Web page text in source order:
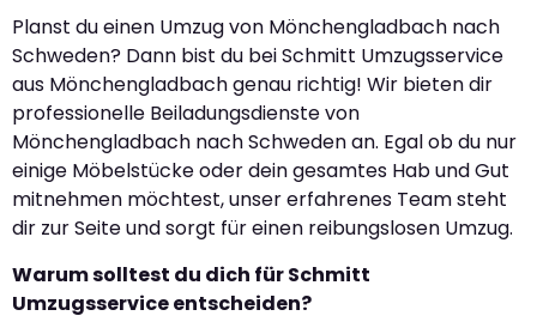
Planst du einen Umzug von Mönchengladbach nach
Schweden? Dann bist du bei Schmitt Umzugsservice
aus Mönchengladbach genau richtig! Wir bieten dir
professionelle Beiladungsdienste von
Mönchengladbach nach Schweden an. Egal ob du nur
einige Möbelstücke oder dein gesamtes Hab und Gut
mitnehmen möchtest, unser erfahrenes Team steht
dir zur Seite und sorgt für einen reibungslosen Umzug.
Warum solltest du dich für Schmitt
Umzugsservice entscheiden?